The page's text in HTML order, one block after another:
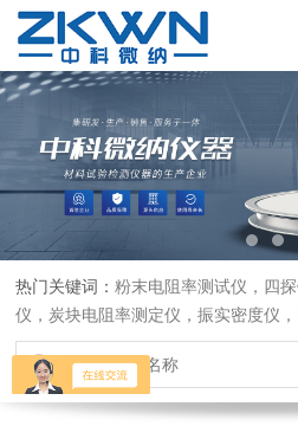
热门关键词：粉末电阻率测试仪，四
仪，炭块电阻率测定仪，振实密度仪
炭块热膨胀仪，炭块透气率仪，炭块